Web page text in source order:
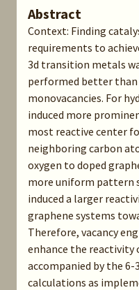
Abstract
Context: Finding
requirements to
3d transition metals
performed better than
monovacancies. For
induced more
most reactive center
neighboring carbon
oxygen to doped
more uniform pattern
induced a larger
graphene systems
Therefore, vacancy
enhance the reactivity
accompanied by the
calculations as